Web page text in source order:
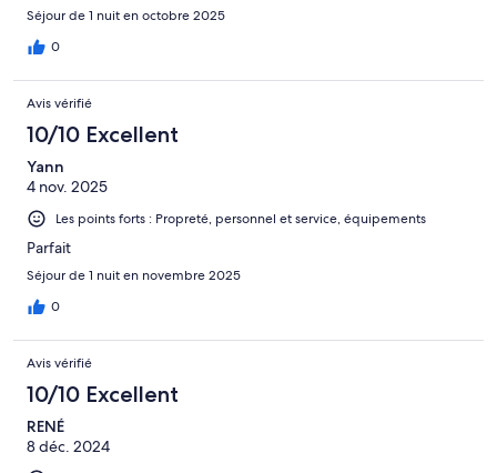
Séjour de 1 nuit en octobre 2025
0
Avis vérifié
10/10 Excellent
Yann
4 nov. 2025
Les points forts : Propreté, personnel et service, équipements
Parfait
Séjour de 1 nuit en novembre 2025
0
Avis vérifié
10/10 Excellent
RENÉ
8 déc. 2024